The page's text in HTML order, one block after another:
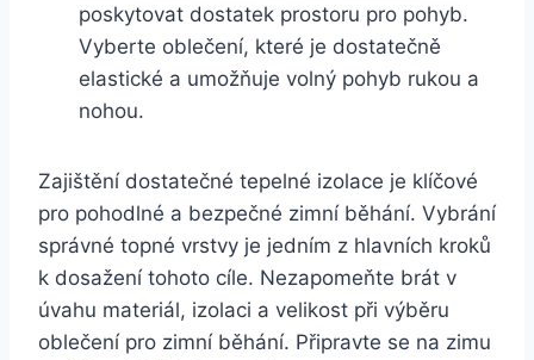
poskytovat dostatek prostoru pro pohyb.
Vyberte oblečení, které je dostatečně
elastické a umožňuje volný pohyb rukou a
nohou.
Zajištění dostatečné tepelné izolace je klíčové
pro pohodlné a bezpečné zimní běhání. Vybrání
správné topné vrstvy je jedním z hlavních kroků
k dosažení tohoto cíle. Nezapomeňte brát v
úvahu materiál, izolaci a velikost při výběru
oblečení pro zimní běhání. Připravte se na zimu